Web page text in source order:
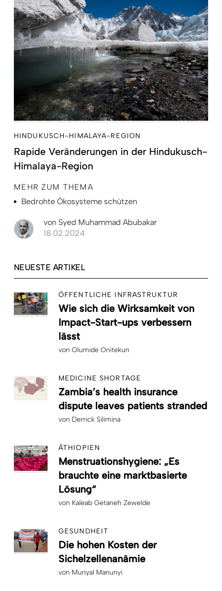
HINDUKUSCH-HIMALAYA-REGION
Rapide Veränderungen in der Hindukusch-
Himalaya-Region
MEHR ZUM THEMA
Bedrohte Ökosysteme schützen
von Syed Muhammad Abubakar
18.02.2024
NEUESTE ARTIKEL
ÖFFENTLICHE INFRASTRUKTUR
Wie sich die Wirksamkeit von
Impact-Start-ups verbessern
lässt
von Olumide Onitekun
MEDICINE SHORTAGE
Zambia’s health insurance
dispute leaves patients stranded
von Derrick Silimina
ÄTHIOPIEN
Menstruationshygiene: „Es
brauchte eine marktbasierte
Lösung“
von Kaleab Getaneh Zewelde
GESUNDHEIT
Die hohen Kosten der
Sichelzellenanämie
von Munyal Manunyi